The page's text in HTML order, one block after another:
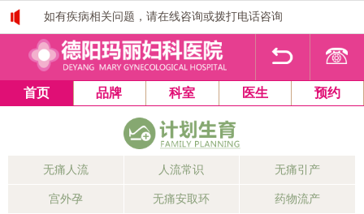
如有疾病相关问题，请在线咨询或拨打电话咨询
1 2 3 4
首页 品牌 科室 医生 预约
无痛人流 人流常识 无痛引产
宫外孕 无痛安取环 药物流产